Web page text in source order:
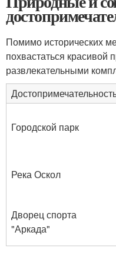
Помимо исторических
похвастаться
развлекательными
Городской парк
Река Оскол
Дворец спорта
"Аркада"